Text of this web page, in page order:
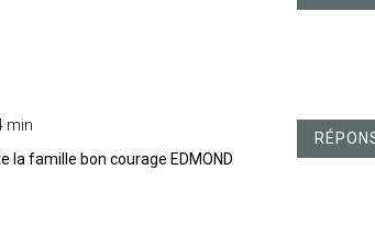
min
la famille bon courage EDMOND